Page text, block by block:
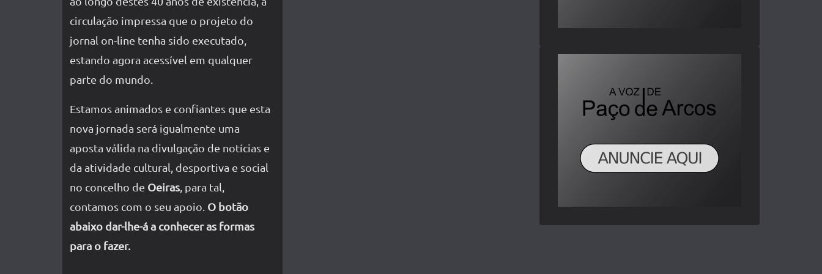
circulação impressa que o projeto do
jornal on-line tenha sido executado,
estando agora acessível em qualquer
parte do mundo.
Estamos animados e confiantes que esta
nova jornada será igualmente uma
aposta válida na divulgação de notícias e
da atividade cultural, desportiva e social
no concelho de Oeiras , para tal,
contamos com o seu apoio. O botão
abaixo dar-lhe-á a conhecer as formas
para o fazer.